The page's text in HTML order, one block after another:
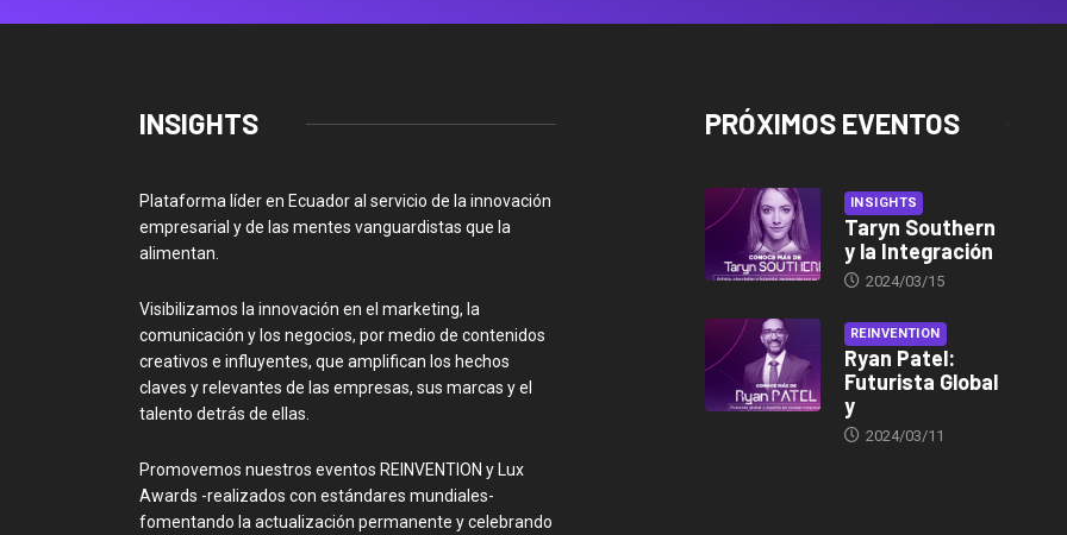
INSIGHTS
Plataforma líder en Ecuador al servicio de la innovación
empresarial y de las mentes vanguardistas que la
alimentan.
Visibilizamos la innovación en el marketing, la
comunicación y los negocios, por medio de contenidos
creativos e influyentes, que amplifican los hechos
claves y relevantes de las empresas, sus marcas y el
talento detrás de ellas.
Promovemos nuestros eventos REINVENTION y Lux
Awards -realizados con estándares mundiales-
fomentando la actualización permanente y celebrando
PRÓXIMOS EVENTOS
INSIGHTS
Taryn Southern
y la Integración
2024/03/15
REINVENTION
Ryan Patel:
Futurista Global
y
2024/03/11